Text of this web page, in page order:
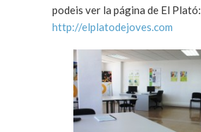
podeis ver la página de El Plató:
http://elplatodejoves.com